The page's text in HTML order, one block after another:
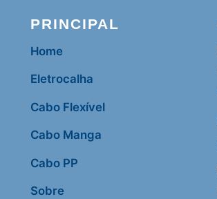
PRINCIPAL
Home
Eletrocalha
Cabo Flexível
Cabo Manga
Cabo PP
Sobre